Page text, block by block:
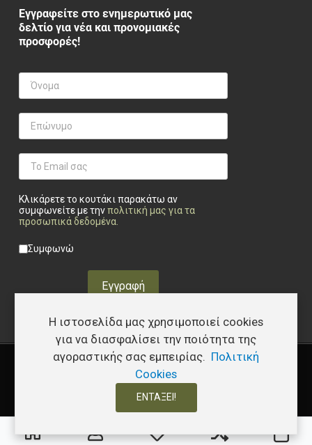
Τα αγαπημένα μου
Σύγκριση
Εγγραφείτε στο ενημερωτικό μας
δελτίο για νέα και προνομιακές
προσφορές!
Κλικάρετε το κουτάκι παρακάτω αν
συμφωνείτε με τηνπολιτική μας για τα
προσωπικά δεδομένα.
Privacy checkbox
Συμφωνώ
Εγγραφή
Η ιστοσελίδα μας χρησιμοποιεί cookies
για να διασφαλίσει την ποιότητα της
αγοραστικής σας εμπειρίας. Πολιτική
Cookies
ΕΝΤΆΞΕΙ!